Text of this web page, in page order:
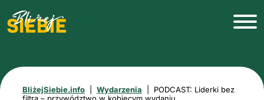
BliżejSiebie.info Wydarzenia
PODCAST: Liderki bez